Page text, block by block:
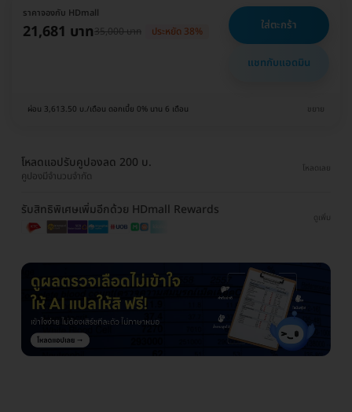
ราคาจองกับ HDmall
21,681 บาท35,000 บาท ประหยัด 38% ใส่ตะกร้า
แชทกับแอดมิน
ผ่อน 3,613.50 บ./เดือน ดอกเบี้ย 0% นาน 6 เดือน ขยาย
โหลดแอปรับคูปองลด 200 บ.
คูปองมีจำนวนจำกัด
โหลดเลย
รับสิทธิพิเศษเพิ่มอีกด้วย HDmall Rewards
ดูเพิ่ม